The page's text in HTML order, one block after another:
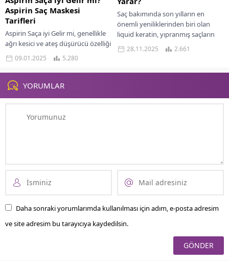
Aspirin Saç Maskesi
Tarifleri
Aspirin Saça iyi Gelir mi, genellikle
ağrı kesici ve ateş düşürücü özelliği
ile bilinen aspirin saç dökülmesine
de iyi gelmektedir....
09.01.2025 5.280
Saç bakımında son yılların en
önemli yeniliklerinden biri olan
liquid keratin, yıpranmış saçların
yeniden yapılanmasına ve
güçlenmesine yönelik geliştirilmiş
28.11.2025 2.661
YORUMLAR
Daha sonraki yorumlarımda kullanılması için adım, e-posta adresim
ve site adresim bu tarayıcıya kaydedilsin.